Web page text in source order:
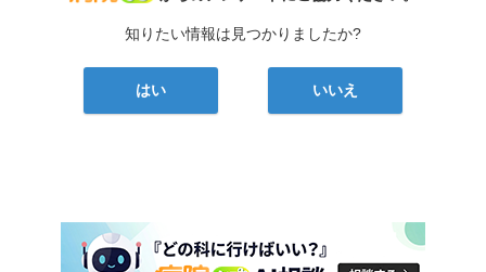
知りたい情報は見つかりましたか?
はい いいえ